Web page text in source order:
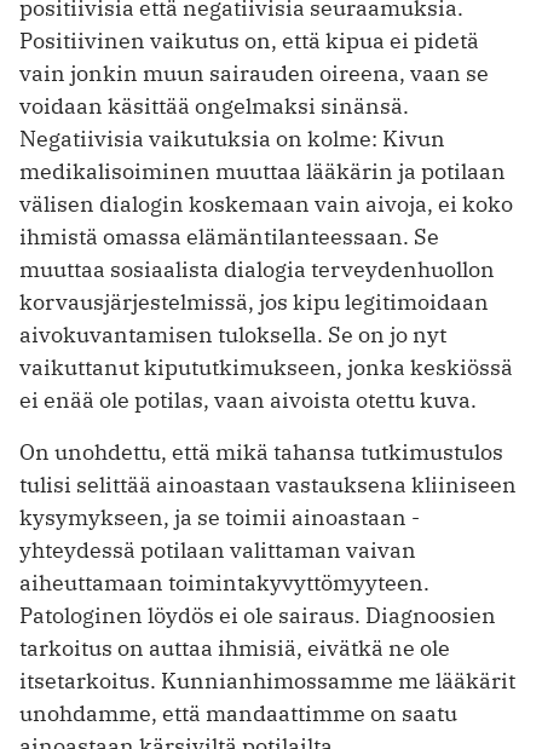
positiivisia että negatiivisia seuraamuksia.
Positiivinen vaikutus on, että kipua ei pidetä
vain jonkin muun sairauden oireena, vaan se
voidaan käsittää ongelmaksi sinänsä.
Negatiivisia vaikutuksia on kolme: Kivun
medikalisoiminen muuttaa lääkärin ja potilaan
välisen dialogin koskemaan vain aivoja, ei koko
ihmistä omassa elämäntilanteessaan. Se
muuttaa sosiaalista dialogia terveydenhuollon
korvausjärjestelmissä, jos kipu legitimoidaan
aivokuvantamisen tuloksella. Se on jo nyt
vaikuttanut kipututkimukseen, jonka keskiössä
ei enää ole potilas, vaan aivoista otettu kuva.
On unohdettu, että mikä tahansa tutkimus­tulos
tulisi selittää ainoastaan vastauksena kliiniseen
kysymykseen, ja se toimii ainoastaan ­
yhteydessä potilaan valittaman vaivan
aiheuttamaan toimintakyvyttömyyteen.
Patologinen ­löydös ei ole sairaus. Diagnoosien
tarkoitus on auttaa ­ihmisiä, eivätkä ne ole
itsetarkoitus. Kunnian­himossamme me lääkärit
unohdamme, että mandaattimme on saatu